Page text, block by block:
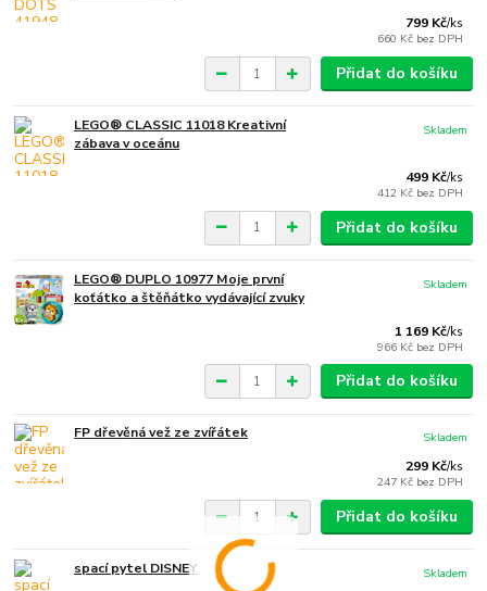
799 Kč/ks
660 Kč bez DPH
Přidat do košíku
LEGO® CLASSIC 11018 Kreativní
zábava v oceánu
499 Kč/ks
412 Kč bez DPH
Skladem
Přidat do košíku
LEGO® DUPLO 10977 Moje první
koťátko a štěňátko vydávající zvuky
1 169 Kč/ks
966 Kč bez DPH
Skladem
Přidat do košíku
FP dřevěná vež ze zvířátek
299 Kč/ks
247 Kč bez DPH
Skladem
Přidat do košíku
spací pytel DISNEY
Skladem